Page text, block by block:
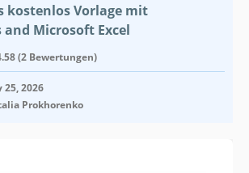
kostenlos Vorlage mit
and Microsoft Excel
(2 Bewertungen)
25, 2026
Prokhorenko